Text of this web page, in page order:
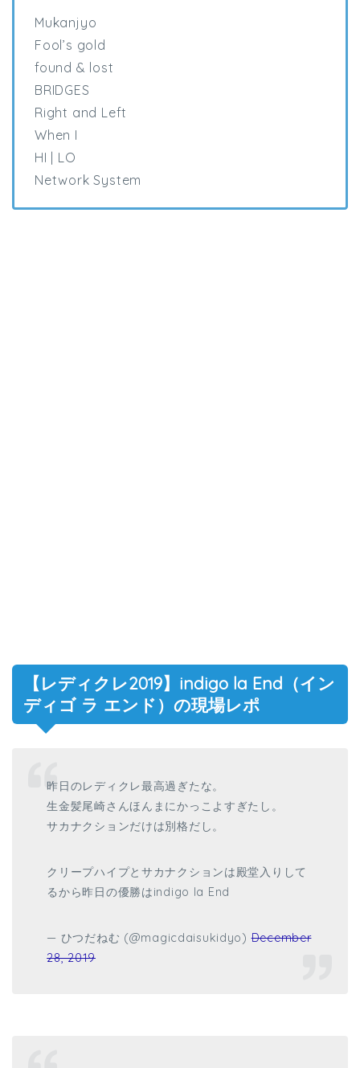
Mukanjyo
Fool’s gold
found & lost
BRIDGES
Right and Left
When I
HI | LO
Network System
【レディクレ2019】indigo la End（イン
ディゴ ラ エンド）の現場レポ
昨日のレディクレ最高過ぎたな。
生金髪尾崎さんほんまにかっこよすぎたし。
サカナクションだけは別格だし。
クリープハイプとサカナクションは殿堂入りして
るから昨日の優勝はindigo la End
— ひつだねむ (@magicdaisukidyo)December
28, 2019